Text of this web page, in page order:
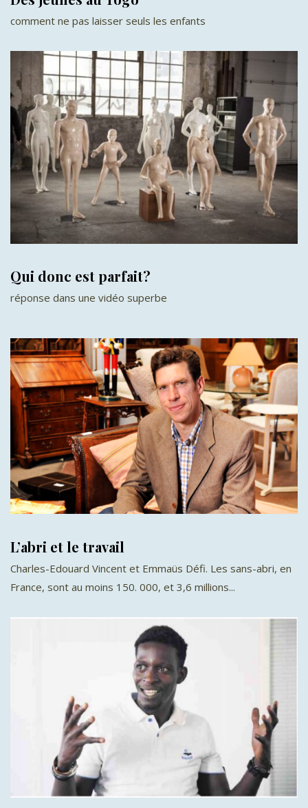
comment ne pas laisser seuls les enfants
Qui donc est parfait?
réponse dans une vidéo superbe
L’abri et le travail
Charles-Edouard Vincent et Emmaüs Défi. Les sans-abri, en
France, sont au moins 150. 000, et 3,6 millions...